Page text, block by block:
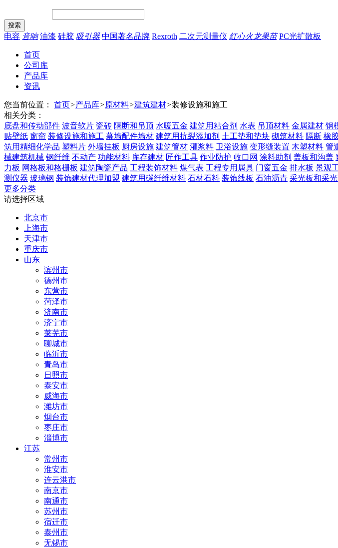
电容 音响 油漆 硅胶 吸引器 中国著名品牌 Rexroth 二次元测量仪 红心火龙果苗 PC光扩散板
首页
公司库
产品库
资讯
您当前位置： 首页>产品库>原材料>建筑建材>装修设施和施工
相关分类：
底盘和传动部件 波音软片 瓷砖 隔断和吊顶 水暖五金 建筑用粘合剂 水表 吊顶材料 金属建材 钢
贴壁纸 窗帘 装修设施和施工 幕墙配件墙材 建筑用抗裂添加剂 土工垫和垫块 砌筑材料 隔断 橡
筑用精细化学品 塑料片 外墙挂板 厨房设施 建筑管材 灌浆料 卫浴设施 变形缝装置 木塑材料 管
械建筑机械 钢纤维 不动产 功能材料 库存建材 匠作工具 作业防护 收口网 涂料助剂 盖板和沟盖
力板 网格板和格栅板 建筑陶瓷产品 工程装饰材料 煤气表 工程专用属具 门窗五金 排水板 景观
测仪器 玻璃钢 装饰建材代理加盟 建筑用碳纤维材料 石材石料 装饰线板 石油沥青 采光板和采
更多分类
请选择区域
北京市
上海市
天津市
重庆市
山东
滨州市
德州市
东营市
菏泽市
济南市
济宁市
莱芜市
聊城市
临沂市
青岛市
日照市
泰安市
威海市
潍坊市
烟台市
枣庄市
淄博市
江苏
常州市
淮安市
连云港市
南京市
南通市
苏州市
宿迁市
泰州市
无锡市